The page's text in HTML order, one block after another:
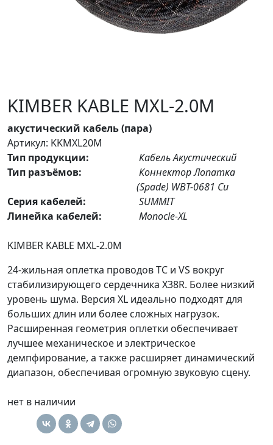
KIMBER KABLE MXL-2.0M
акустический кабель (пара)
Артикул: KKMXL20M
Тип продукции:
Кабель Акустический
Тип разъёмов:
Коннектор Лопатка
(Spade) WBT-0681 Cu
Серия кабелей:
SUMMIT
Линейка кабелей:
Monocle-XL
KIMBER KABLE MXL-2.0M
24-жильная оплетка проводов TC и VS вокруг
стабилизирующего сердечника X38R. Более низкий
уровень шума. Версия XL идеально подходят для
больших длин или более сложных нагрузок.
Расширенная геометрия оплетки обеспечивает
лучшее механическое и электрическое
демпфирование, а также расширяет динамический
диапазон, обеспечивая огромную звуковую сцену.
нет в наличии